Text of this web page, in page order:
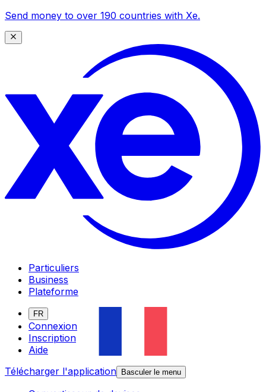
Send money to over 190 countries with Xe.
Particuliers
Business
Plateforme
FR
Connexion
Inscription
Aide
Télécharger l'application
Basculer le menu